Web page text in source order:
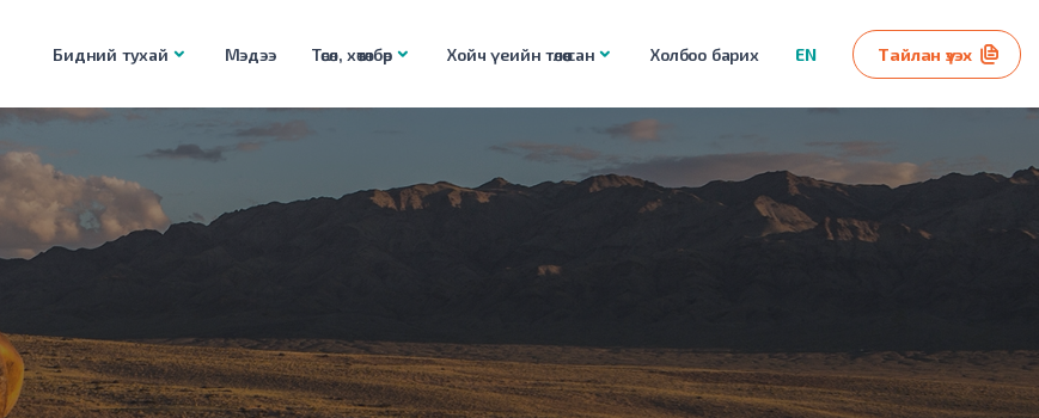
Бидний тухай Мэдээ Төсөл, хөтөлбөр Хойч үеийн төлөө сан Холбоо барих EN Тайлан үзэх